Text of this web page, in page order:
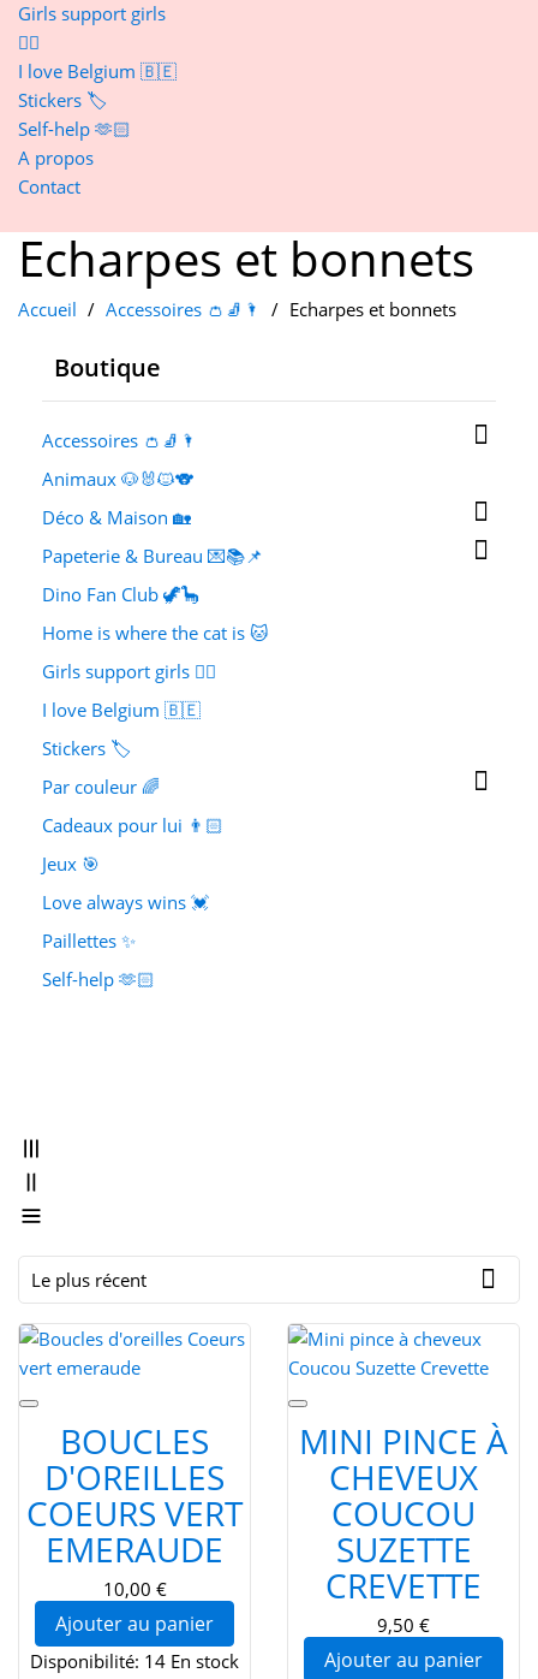
Girls support girls
👯‍♀️
I love Belgium 🇧🇪
Stickers 🏷️
Self-help 🫶🏻
A propos
Contact
Echarpes et bonnets
Accueil Accessoires 👛🧦🌂 Echarpes et bonnets
Boutique
Accessoires 👛🧦🌂 
Animaux 🐶🐰🐱🐨
Déco & Maison 🏡

Papeterie & Bureau 💌📚📌 
Dino Fan Club 🦖🦕
Home is where the cat is 🐱
Girls support girls 👯‍♀️
I love Belgium 🇧🇪
Stickers 🏷️
Par couleur 🌈

Cadeaux pour lui 👨🏻
Jeux 🎯
Love always wins 💓
Paillettes ✨
Self-help 🫶🏻
Le plus récent 
BOUCLES
D'OREILLES
COEURS VERT
EMERAUDE
10,00 €
Ajouter au panier
Disponibilité: 14 En stock
MINI PINCE À
CHEVEUX
COUCOU
SUZETTE
CREVETTE
9,50 €
Ajouter au panier